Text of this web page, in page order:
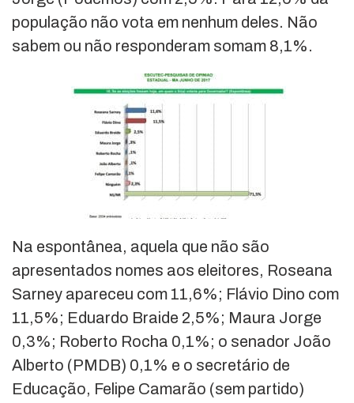
população não vota em nenhum deles. Não
sabem ou não responderam somam 8,1%.
Na espontânea, aquela que não são
apresentados nomes aos eleitores, Roseana
Sarney apareceu com 11,6%; Flávio Dino com
11,5%; Eduardo Braide 2,5%; Maura Jorge
0,3%; Roberto Rocha 0,1%; o senador João
Alberto (PMDB) 0,1% e o secretário de
Educação, Felipe Camarão (sem partido)